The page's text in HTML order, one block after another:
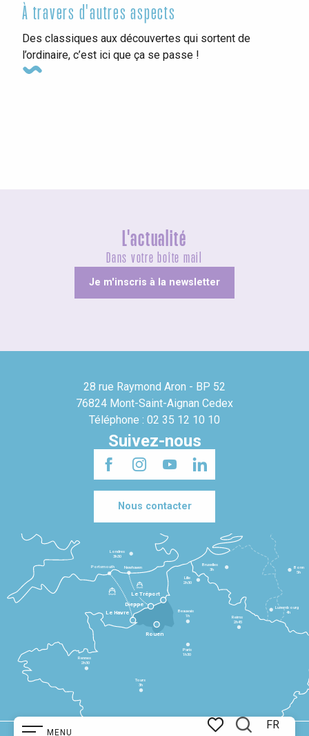
MENU
FR
À travers d'autres aspects
Des classiques aux découvertes qui sortent de
l’ordinaire, c’est ici que ça se passe !
L'actualité
Dans votre boîte mail
Je m'inscris à la newsletter
28 rue Raymond Aron - BP 52
76824 Mont-Saint-Aignan Cedex
Téléphone : 02 35 12 10 10
Suivez-nous
Nous contacter
Le Havre
Dieppe
Le Tréport
Rennes
2h30
Tours
3h
Paris
1h30
Beauvais
1h
Reims
2h45
Lille
2h30
Bruxelles
3h
Londres
3h30
Newhaven
Portsmouth
Bonn
5h
Luxembourg
4h
Rouen